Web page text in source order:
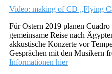
Video: making of CD „Flying
Für Ostern 2019 planen
gemeinsame Reise nach
akkustische Konzerte vor
Gesprächen mit den Musikern
Informationen hier